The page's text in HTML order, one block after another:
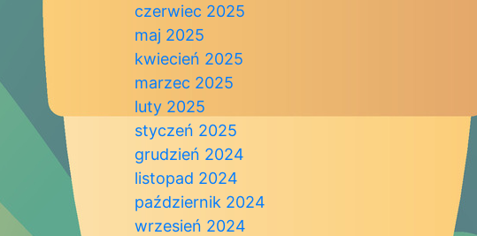
czerwiec 2025
maj 2025
kwiecień 2025
marzec 2025
luty 2025
styczeń 2025
grudzień 2024
listopad 2024
październik 2024
wrzesień 2024